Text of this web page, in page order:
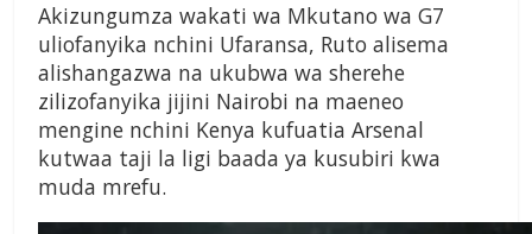
Akizungumza wakati wa Mkutano wa G7
uliofanyika nchini Ufaransa, Ruto alisema
alishangazwa na ukubwa wa sherehe
zilizofanyika jijini Nairobi na maeneo
mengine nchini Kenya kufuatia Arsenal
kutwaa taji la ligi baada ya kusubiri kwa
muda mrefu.